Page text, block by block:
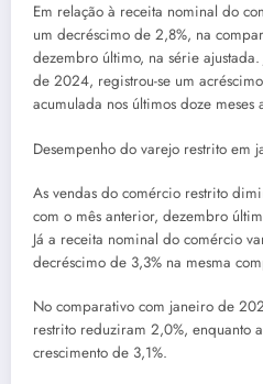
Em relação à receita nominal do
um decréscimo de 2,8%, na
dezembro último, na série
de 2024, registrou-se um
acumulada nos últimos doze
Desempenho do varejo restrito em
As vendas do comércio restrito
com o mês anterior, dezembro
Já a receita nominal do comércio
decréscimo de 3,3% na mesma
No comparativo com janeiro de
restrito reduziram 2,0%, enquanto
crescimento de 3,1%.